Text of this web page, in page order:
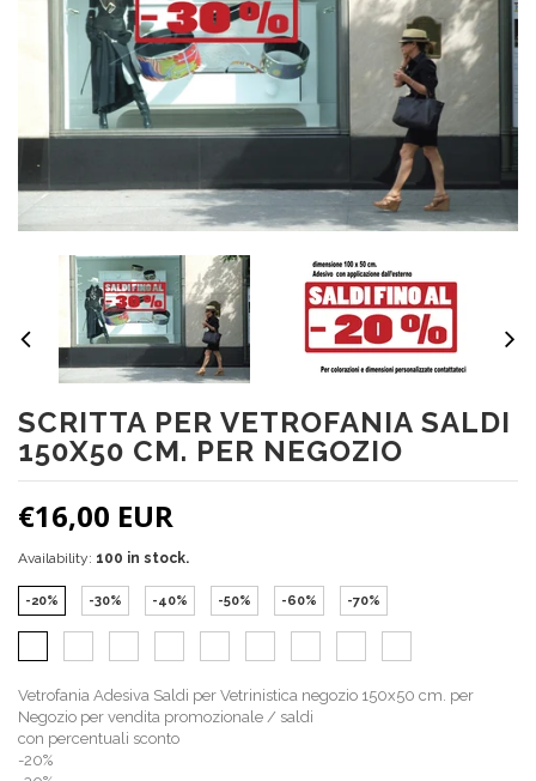
SCRITTA PER VETROFANIA SALDI
150X50 CM. PER NEGOZIO
€16,00 EUR
Availability: 100 in stock.
-20% -30% -40% -50% -60% -70%
Vetrofania Adesiva Saldi per Vetrinistica negozio 150x50 cm. per
Negozio per vendita promozionale / saldi
con percentuali sconto
-20%